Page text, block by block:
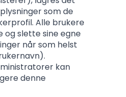
som de
Alle brukere
og slette sine egne
når som helst
kan
denne